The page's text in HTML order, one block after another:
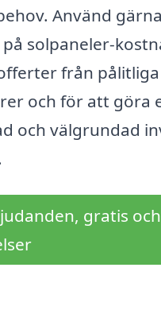
Använd
solpaneler-
från
och för att göra
och välgrundad
gratis